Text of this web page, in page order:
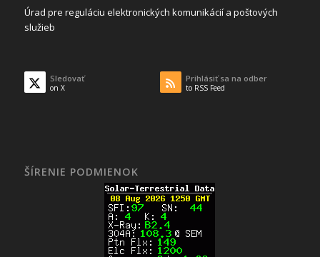
Úrad pre reguláciu elektronických komunikácií a poštových
služieb
Sledovať
on X
Prihlásiť sa na odber
to RSS Feed
ŠÍRENIE PODMIENOK